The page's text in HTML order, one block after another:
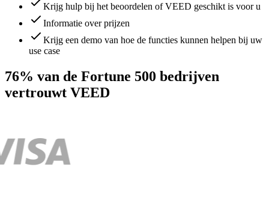
Krijg hulp bij het beoordelen of VEED geschikt is voor u
Informatie over prijzen
Krijg een demo van hoe de functies kunnen helpen bij uw
use case
76% van de Fortune 500 bedrijven
vertrouwt VEED